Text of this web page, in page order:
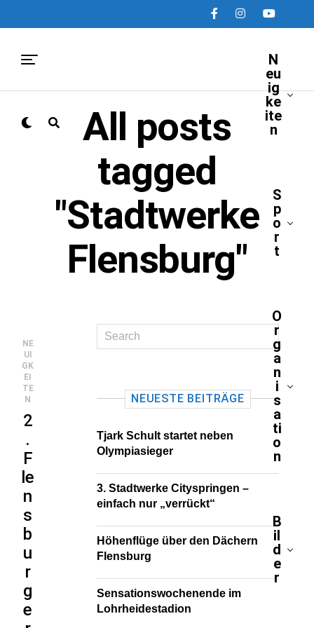
N
eu
ig
ke
ite
n
S
p
o
r
t
O
r
g
a
n
i
s
a
ti
o
n
B
il
d
e
r
All posts
tagged
"Stadtwerke
Flensburg"
NE
UI
GK
EI
TE
N
2
.
F
le
n
s
b
u
r
g
e
NEUESTE BEITRÄGE
Tjark Schult startet neben
Olympiasieger
3. Stadtwerke Cityspringen –
einfach nur „verrückt“
Höhenflüge über den Dächern
Flensburg
Sensationswochenende im
Lohrheidestadion